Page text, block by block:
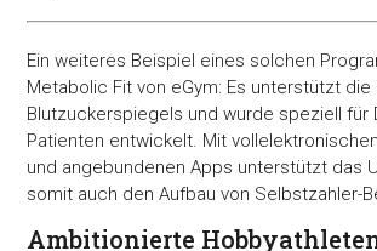
Ein weiteres Beispiel eines solchen
Metabolic Fit von eGym: Es unterstützt die
Blutzuckerspiegels und wurde speziell für
Patienten entwickelt. Mit
und angebundenen Apps unterstützt das
somit auch den Aufbau von Selbstzahler-
Ambitionierte